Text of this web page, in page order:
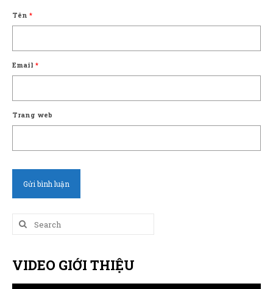
Tên *
Email *
Trang web
Search
for:
VIDEO GIỚI THIỆU